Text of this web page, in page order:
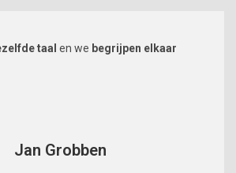
taal en we begrijpen elkaar
Jan Grobben